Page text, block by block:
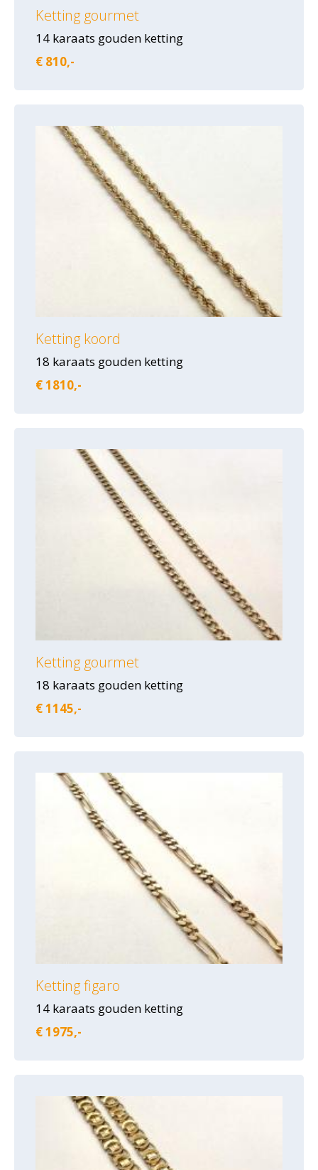
Ketting gourmet
14 karaats gouden ketting
€ 810,-
Ketting koord
18 karaats gouden ketting
€ 1810,-
Ketting gourmet
18 karaats gouden ketting
€ 1145,-
Ketting figaro
14 karaats gouden ketting
€ 1975,-